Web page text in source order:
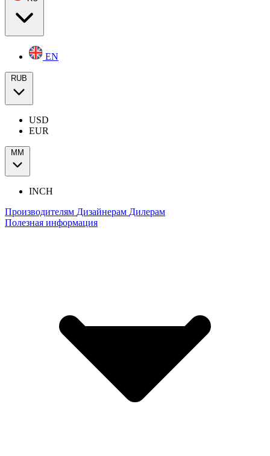
EN
RUB
USD
EUR
ММ
INCH
Производителям Дизайнерам Дилерам
Полезная информация